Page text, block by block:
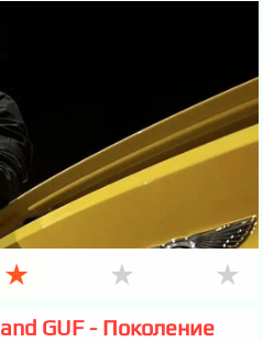
★ ★ ★
GUF - Поколение